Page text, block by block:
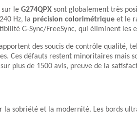
sur le G274QPX sont globalement très
Hz, la précision colorimétrique et le
G-Sync/FreeSync, qui éliminent les
des soucis de contrôle qualité,
Ces défauts restent minoritaires mais
plus de 1500 avis, preuve de la
la sobriété et la modernité. Les bords